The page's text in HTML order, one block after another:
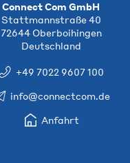
Connect Com GmbH
Stattmannstraße 40
72644 Oberboihingen
Deutschland
+49 7022 9607 100
info@connectcom.de
Anfahrt